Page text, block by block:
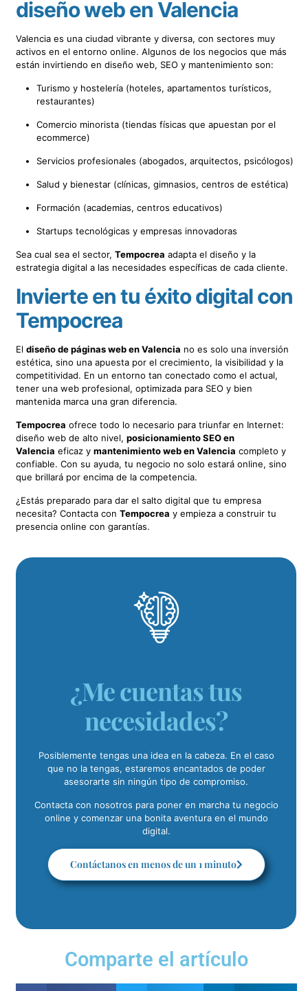
diseño web en Valencia
Valencia es una ciudad vibrante y diversa, con sectores muy
activos en el entorno online. Algunos de los negocios que más
están invirtiendo en diseño web, SEO y mantenimiento son:
Turismo y hostelería (hoteles, apartamentos turísticos,
restaurantes)
Comercio minorista (tiendas físicas que apuestan por el
ecommerce)
Servicios profesionales (abogados, arquitectos, psicólogos)
Salud y bienestar (clínicas, gimnasios, centros de estética)
Formación (academias, centros educativos)
Startups tecnológicas y empresas innovadoras
Sea cual sea el sector,Tempocrea adapta el diseño y la
estrategia digital a las necesidades específicas de cada cliente.
Invierte en tu éxito digital con
Tempocrea
Eldiseño de páginas web en Valencia no es solo una inversión
estética, sino una apuesta por el crecimiento, la visibilidad y la
competitividad. En un entorno tan conectado como el actual,
tener una web profesional, optimizada para SEO y bien
mantenida marca una gran diferencia.
Tempocrea ofrece todo lo necesario para triunfar en Internet:
diseño web de alto nivel,posicionamiento SEO en
Valencia eficaz ymantenimiento web en Valencia completo y
confiable. Con su ayuda, tu negocio no solo estará online, sino
que brillará por encima de la competencia.
¿Estás preparado para dar el salto digital que tu empresa
necesita? Contacta conTempocrea y empieza a construir tu
presencia online con garantías.
¿Me cuentas tus
necesidades?
Posiblemente tengas una idea en la cabeza. En el caso
que no la tengas, estaremos encantados de poder
asesorarte sin ningún tipo de compromiso.
Contacta con nosotros para poner en marcha tu negocio
online y comenzar una bonita aventura en el mundo
digital.
Contáctanos en menos de un 1 minuto
Comparte el artículo